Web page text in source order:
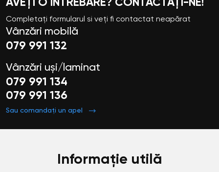
AVEȚI O ÎNTREBARE? CONTACTAȚI-NE!
Completați formularul si veți fi contactat neapărat
Vânzări mobilă
079 991 132
Vânzări uși/laminat
079 991 134
079 991 136
Sau comandați un apel
Informație utilă